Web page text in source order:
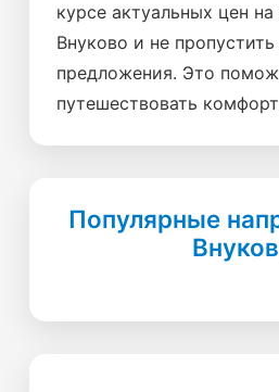
курсе актуальных цен
Внуково и не
предложения. Это
путешествовать
Популярные